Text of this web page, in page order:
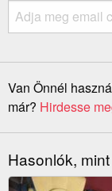
Van Önnél
már? Hirdesse
Hasonlók,